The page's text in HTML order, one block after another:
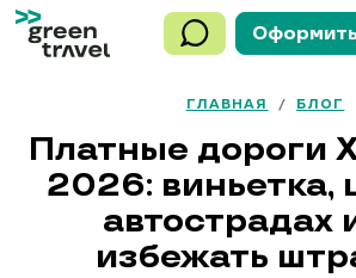
ГЛАВНАЯ / БЛОГ
Платные дороги
2026: виньетка,
автострадах
избежать